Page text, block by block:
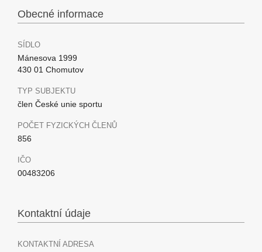
Obecné informace
SÍDLO
Mánesova 1999
430 01 Chomutov
TYP SUBJEKTU
člen České unie sportu
POČET FYZICKÝCH ČLENŮ
856
IČO
00483206
Kontaktní údaje
KONTAKTNÍ ADRESA